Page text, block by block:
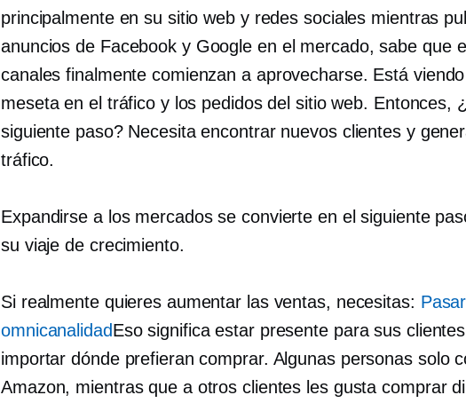
principalmente en su sitio web y redes sociales mientras
anuncios de Facebook y Google en el mercado, sabe que
canales finalmente comienzan a aprovecharse. Está
meseta en el tráfico y los pedidos del sitio web. Entonces,
siguiente paso? Necesita encontrar nuevos clientes y
tráfico.
Expandirse a los mercados se convierte en el siguiente
su viaje de crecimiento.
Si realmente quieres aumentar las ventas, necesitas:
omnicanalidadEso significa estar presente para sus
importar dónde prefieran comprar. Algunas personas solo
Amazon, mientras que a otros clientes les gusta comprar